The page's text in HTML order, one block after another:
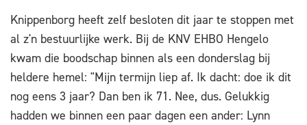
Knippenborg heeft zelf besloten dit jaar te stoppen met
al z'n bestuurlijke werk. Bij de KNV EHBO Hengelo
kwam die boodschap binnen als een donderslag bij
heldere hemel: "Mijn termijn liep af. Ik dacht: doe ik dit
nog eens 3 jaar? Dan ben ik 71. Nee, dus. Gelukkig
hadden we binnen een paar dagen een ander: Lynn